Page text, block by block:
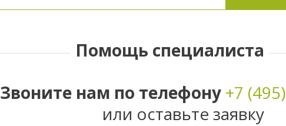
Помощь специалиста
Звоните нам по телефону +7 (495)
или оставьте заявку